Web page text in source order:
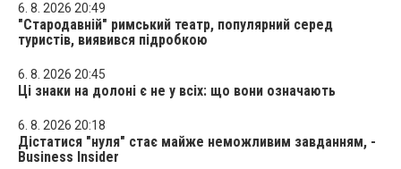
6. 8. 2026 20:49
"Стародавній" римський театр, популярний серед
туристів, виявився підробкою
6. 8. 2026 20:45
Ці знаки на долоні є не у всіх: що вони означають
6. 8. 2026 20:18
Дістатися "нуля" стає майже неможливим завданням, -
Business Insider